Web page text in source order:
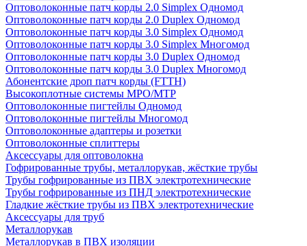
Оптоволоконные патч корды 2.0 Simplex Одномод
Оптоволоконные патч корды 2.0 Duplex Одномод
Оптоволоконные патч корды 3.0 Simplex Одномод
Оптоволоконные патч корды 3.0 Simplex Многомод
Оптоволоконные патч корды 3.0 Duplex Одномод
Оптоволоконные патч корды 3.0 Duplex Многомод
Абонентские дроп патч корды (FTTH)
Высокоплотные системы MPO/MTP
Оптоволоконные пигтейлы Одномод
Оптоволоконные пигтейлы Многомод
Оптоволоконные адаптеры и розетки
Оптоволоконные сплиттеры
Аксессуары для оптоволокна
Гофрированные трубы, металлорукав, жёсткие трубы
Трубы гофрированные из ПВХ электротехнические
Трубы гофрированные из ПНД электротехнические
Гладкие жёсткие трубы из ПВХ электротехнические
Аксессуары для труб
Металлорукав
Металлорукав в ПВХ изоляции